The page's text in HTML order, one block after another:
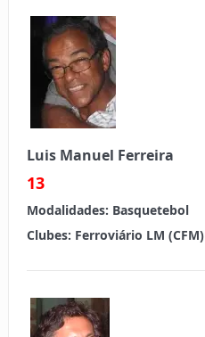
Luis Manuel Ferreira
13
Modalidades: Basquetebol
Clubes: Ferroviário LM (CFM)